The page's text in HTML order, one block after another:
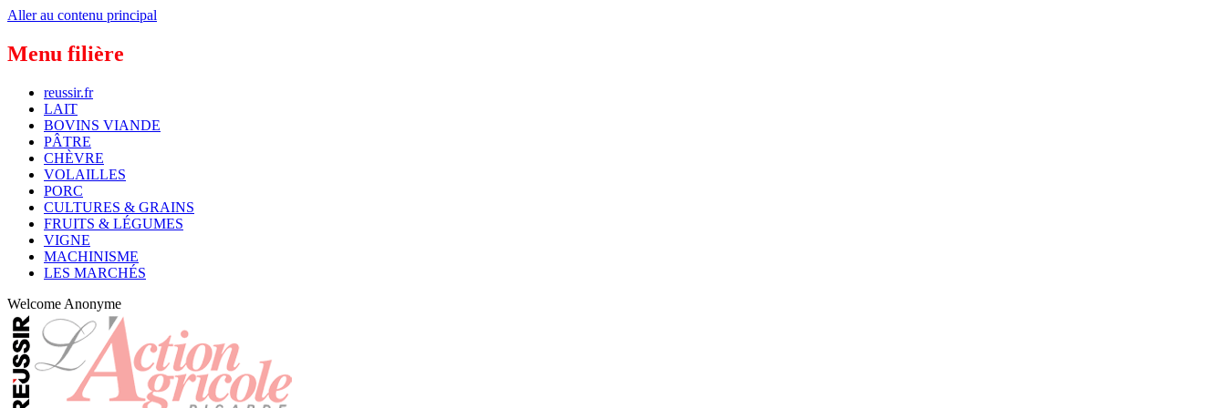
Aller au contenu principal
Menu filière
reussir.fr
LAIT
BOVINS VIANDE
PÂTRE
CHÈVRE
VOLAILLES
PORC
CULTURES & GRAINS
FRUITS & LÉGUMES
VIGNE
MACHINISME
LES MARCHÉS
Welcome Anonyme